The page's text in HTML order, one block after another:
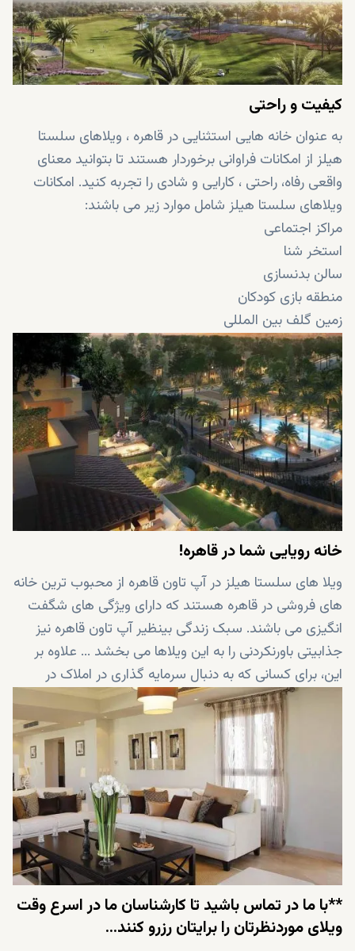
کیفیت و راحتی
به عنوان خانه هایی استثنایی در قاهره ، ویلاهای سلستا
هیلز از امکانات فراوانی برخوردار هستند تا بتوانید معنای
واقعی رفاه، راحتی ، کارایی و شادی را تجربه کنید. امکانات
ویلاهای سلستا هیلز شامل موارد زیر می باشند:
مراکز اجتماعی
استخر شنا
سالن بدنسازی
منطقه بازی کودکان
زمین گلف بین المللی
کلاب هاوس برنده جایزه
چشم اندازهای خیره کننده
خانه رویایی شما در قاهره!
ویلا های سلستا هیلز در آپ تاون قاهره از محبوب ترین خانه
های فروشی در قاهره هستند که دارای ویژگی های شگفت
انگیزی می باشند. سبک زندگی بینظیر آپ تاون قاهره نیز
جذابیتی باورنکردنی را به این ویلاها می بخشد ... علاوه بر
این، برای کسانی که به دنبال سرمایه گذاری در املاک در
قاهره هستند، ویلاهای سلستا هیلز پیشنهادات مناسبی
هستند. سلستا هیلز یک فرصت بی نظیر است که به هیچ
وجه نباید آن را از دست داد!
**با ما در تماس باشید تا کارشناسان ما در اسرع وقت
ویلای موردنظرتان را برایتان رزرو کنند...